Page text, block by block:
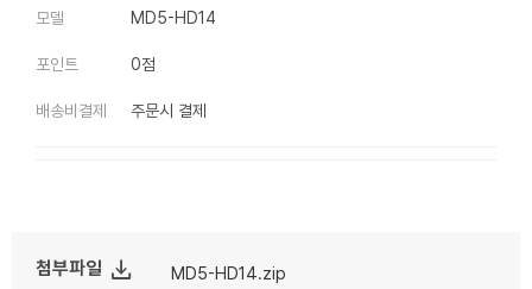
모델 MD5-HD14
포인트 0점
배송비결제 주문시 결제
첨부파일 file_download MD5-HD14.zip